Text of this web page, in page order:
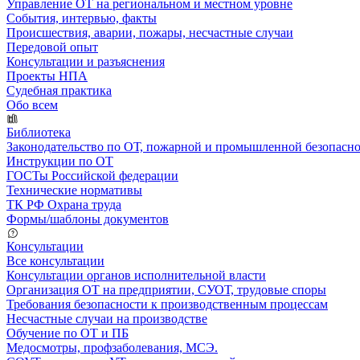
Управление ОТ на региональном и местном уровне
События, интервью, факты
Происшествия, аварии, пожары, несчастные случаи
Передовой опыт
Консультации и разъяснения
Проекты НПА
Судебная практика
Обо всем
Библиотека
Законодательство по ОТ, пожарной и промышленной
Инструкции по ОТ
ГОСТы Российской федерации
Технические нормативы
ТК РФ Охрана труда
Формы/шаблоны документов
Консультации
Все консультации
Консультации органов исполнительной власти
Организация ОТ на предприятии, СУОТ, трудовые споры
Требования безопасности к производственным процессам
Несчастные случаи на производстве
Обучение по ОТ и ПБ
Медосмотры, профзаболевания, МСЭ.